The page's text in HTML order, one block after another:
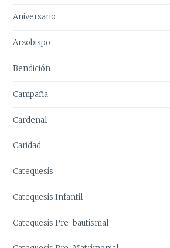
Aniversario
Arzobispo
Bendición
Campaña
Cardenal
Caridad
Catequesis
Catequesis Infantil
Catequesis Pre-bautismal